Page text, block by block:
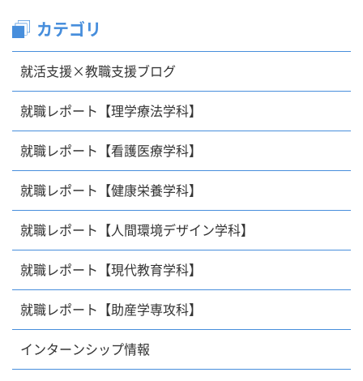
カテゴリ
就活支援×教職支援ブログ
就職レポート【理学療法学科】
就職レポート【看護医療学科】
就職レポート【健康栄養学科】
就職レポート【人間環境デザイン学科】
就職レポート【現代教育学科】
就職レポート【助産学専攻科】
インターンシップ情報